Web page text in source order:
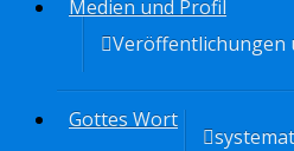
Medien und Profil
Veröffentlichungen
Gottes Wort